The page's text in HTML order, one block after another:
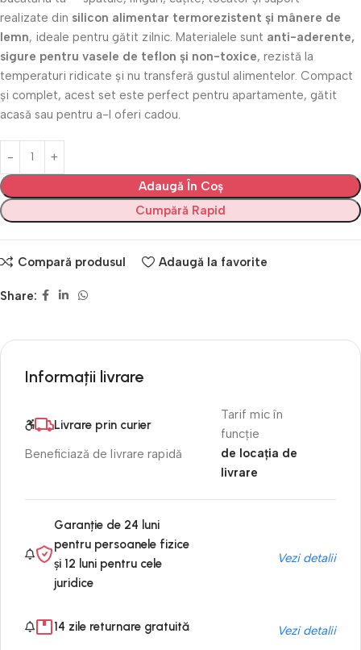
realizate din silicon alimentar termorezistent și mânere de
lemn, ideale pentru gătit zilnic. Materialele sunt anti-aderente,
sigure pentru vasele de teflon și non-toxice, rezistă la
temperaturi ridicate și nu transferă gustul alimentelor. Compact
și complet, acest set este perfect pentru apartamente, gătit
acasă sau pentru a-l oferi cadou.
Adaugă În Coș
Cumpără Rapid
Compară produsul Adaugă la favorite
Share:
Informații livrare
Livrare prin curier
Beneficiază de livrare rapidă
Tarif mic în
funcție
de locația de
livrare
Garanție de 24 luni
pentru persoanele fizice
și 12 luni pentru cele
juridice
Vezi detalii
14 zile returnare gratuită Vezi detalii